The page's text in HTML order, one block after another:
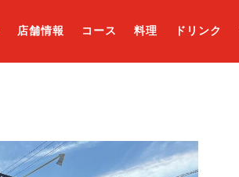
店舗情報 コース 料理 ドリンク